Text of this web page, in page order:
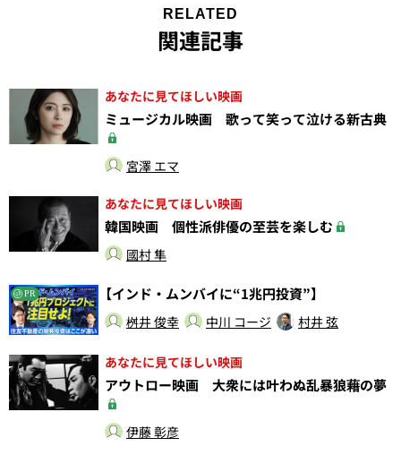
RELATED
関連記事
あなたに見てほしい映画
ミュージカル映画 歌って笑って泣ける新古典
宮澤 エマ
あなたに見てほしい映画
韓国映画 個性派俳優の至芸を楽しむ
國村 隼
PR 【インド・ムンバイに“1兆円投資”】
桝井 俊幸 中川 コージ 村井 弦
あなたに見てほしい映画
アウトロー映画 大衆には叶わぬ乱暴狼藉の夢
伊藤 彰彦